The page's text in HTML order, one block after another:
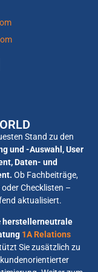
Stand zu den
und -Auswahl, User
Daten- und
Ob Fachbeiträge,
Checklisten –
aktualisiert.
herstellerneutrale
1A Relations
Sie zusätzlich zu